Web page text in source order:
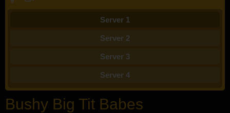
Server 1
Server 2
Server 3
Server 4
Bushy Big Tit Babes